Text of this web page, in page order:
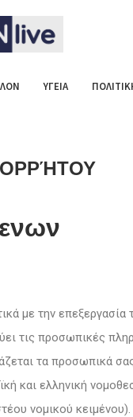
ΥΓΕΙΑ
με την
τις προσωπικές
τα προσωπικά
ελληνική
νομικού κειμένου).